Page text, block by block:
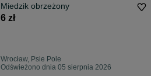
Miedzik obrzeżony
6 zł
Wrocław, Psie Pole
Odświeżono dnia 05 sierpnia 2026